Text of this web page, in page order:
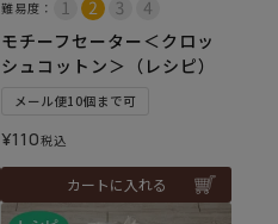
難易度：
モチーフセーター＜クロッ
シュコットン＞（レシピ）
メール便10個まで可
¥110税込
カートに入れる